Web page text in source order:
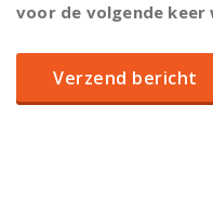
voor de volgende keer